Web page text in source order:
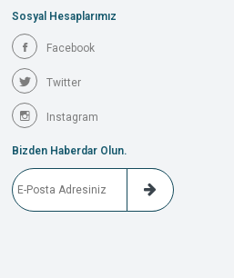
Sosyal Hesaplarımız
Facebook
Twitter
Instagram
Bizden Haberdar Olun.